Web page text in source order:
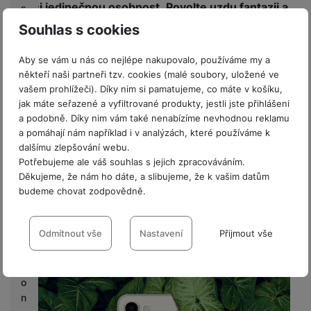
Souhlas s cookies
Aby se vám u nás co nejlépe nakupovalo, používáme my a
někteří naši partneři tzv. cookies (malé soubory, uložené ve
vašem prohlížeči). Díky nim si pamatujeme, co máte v košíku,
jak máte seřazené a vyfiltrované produkty, jestli jste přihlášeni
a podobně. Díky nim vám také nenabízíme nevhodnou reklamu
a pomáhají nám například i v analýzách, které používáme k
dalšímu zlepšování webu.
Potřebujeme ale váš souhlas s jejich zpracováváním.
Děkujeme, že nám ho dáte, a slibujeme, že k vašim datům
budeme chovat zodpovědně.
Nastavení souhlasů s kategoriemi
cookies
VŽDY AKTIVNÍ
Odmítnout vše Nastavení Přijmout vše
s
C
a
s
h
b
a
c
k
G
a
o
n
vaši jedinečnou osobnost.Povolte uzdu fantazii a
vyzdobte si jej rozličnými nálepkami
vyjádřit a na čem vám záleží. Odvážným nápadům
aexperimentům se meze nekladou!
Pomůže ochránit telefon i
planetu
Naochranu ekosystému planety Zeměje kladen
stále vyšší důraz, a není divu. Společnost Samsung
se dlouhodobě zavázala k těmto snahám přispět
maximální možnou měrou
po
recyklovaných materiálech
. Výsledkem je
mezinárodní certifikace společnosti UL